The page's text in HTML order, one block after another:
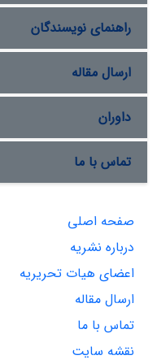
راهنمای نویسندگان
ارسال مقاله
داوران
تماس با ما
صفحه اصلی
درباره نشریه
اعضای هیات تحریریه
ارسال مقاله
تماس با ما
نقشه سایت